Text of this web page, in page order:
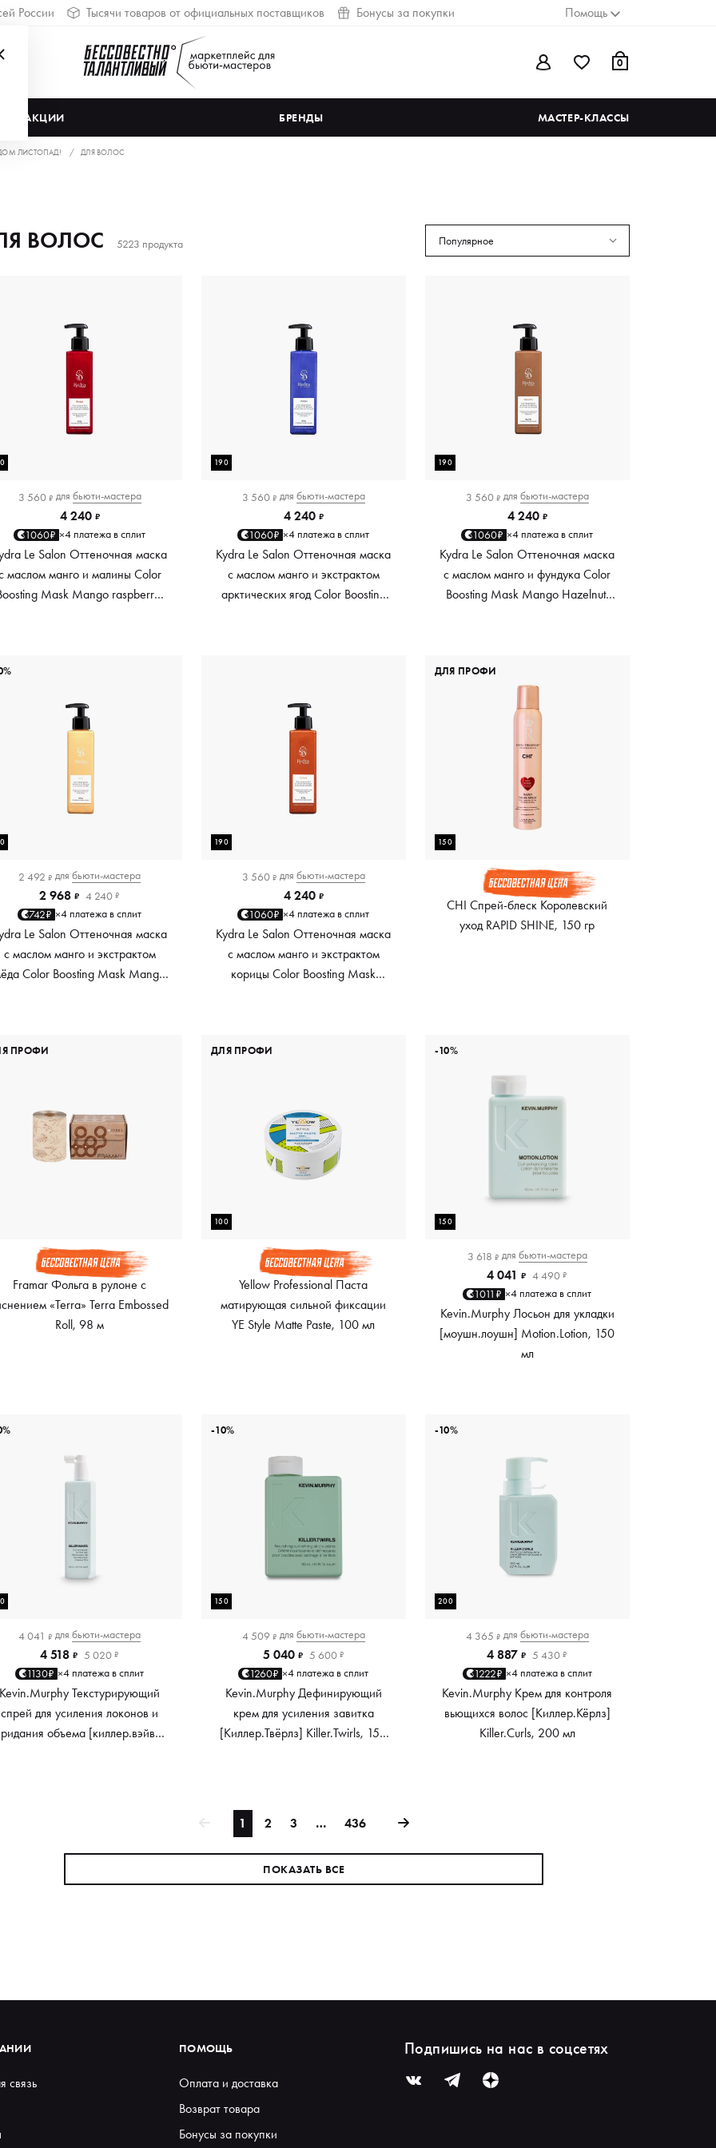
России Тысячи товаров от официальных поставщиков Бонусы за покупки Помощь
0
АКЦИИ БРЕНДЫ МАСТЕР-КЛАССЫ
ЛИСТОПАД! ДЛЯ ВОЛОС
ВОЛОС 5223 продукта Популярное
3 560 ₽ для бьюти-мастера
4 240 ₽
1060₽ ×4 платежа в сплит
Le Salon Оттеночная маска
маслом манго и малины Color
Mask Mango raspberry,
190
3 560 ₽ для бьюти-мастера
4 240 ₽
1060₽ ×4 платежа в сплит
Kydra Le Salon Оттеночная маска
с маслом манго и экстрактом
арктических ягод Color Boosting
190
3 560 ₽ для бьюти-мастера
4 240 ₽
1060₽ ×4 платежа в сплит
Kydra Le Salon Оттеночная маска
с маслом манго и фундука Color
Boosting Mask Mango Hazelnut,
2 492 ₽ для бьюти-мастера
2 968 ₽ 4 240 ₽
742₽ ×4 платежа в сплит
Le Salon Оттеночная маска
с маслом манго и экстрактом
Color Boosting Mask Mango
190
3 560 ₽ для бьюти-мастера
4 240 ₽
1060₽ ×4 платежа в сплит
Kydra Le Salon Оттеночная маска
с маслом манго и экстрактом
корицы Color Boosting Mask
150
CHI Спрей-блеск Королевский
уход RAPID SHINE, 150 гр
ДЛЯ ПРОФИ
Framar Фольга в рулоне с
«Terra» Terra Embossed
Roll, 98 м
ПРОФИ
100
Yellow Professional Паста
матирующая сильной фиксации
YE Style Matte Paste, 100 мл
ДЛЯ ПРОФИ
150
3 618 ₽ для бьюти-мастера
4 041 ₽ 4 490 ₽
1011₽ ×4 платежа в сплит
Kevin.Murphy Лосьон для укладки
[моушн.лоушн] Motion.Lotion, 150
мл
-10%
4 041 ₽ для бьюти-мастера
4 518 ₽ 5 020 ₽
1130₽ ×4 платежа в сплит
Kevin.Murphy Текстурирующий
спрей для усиления локонов и
объема [киллер.вэйвс]
150
4 509 ₽ для бьюти-мастера
5 040 ₽ 5 600 ₽
1260₽ ×4 платежа в сплит
Kevin.Murphy Дефинирующий
крем для усиления завитка
[Киллер.Твёрлз] Killer.Twirls, 150
-10%
200
4 365 ₽ для бьюти-мастера
4 887 ₽ 5 430 ₽
1222₽ ×4 платежа в сплит
Kevin.Murphy Крем для контроля
вьющихся волос [Киллер.Кёрлз]
Killer.Curls, 200 мл
-10%
1 2 3 … 436
ПОКАЗАТЬ ВСЕ
связь
ПОМОЩЬ
Оплата и доставка
Возврат товара
Бонусы за покупки
Подпишись на нас в соцсетях